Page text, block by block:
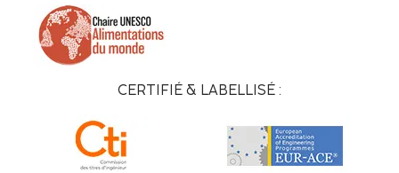
CERTIFIÉ & LABELLISÉ :